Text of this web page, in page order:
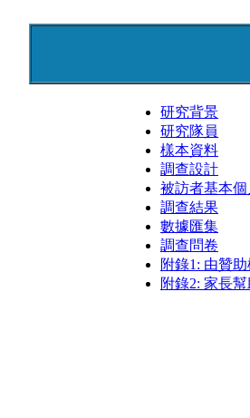
研究背景
研究隊員
樣本資料
調查設計
被訪者基本
調查結果
數據匯集
調查問卷
附錄1: 由贊
附錄2: 家長